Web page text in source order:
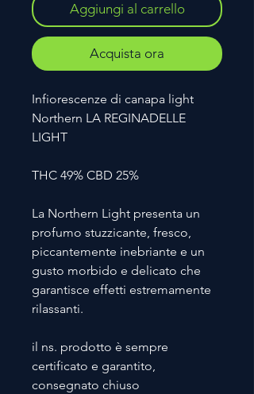
Aggiungi al carrello
Acquista ora
Infiorescenze di canapa light
Northern LA REGINADELLE
LIGHT
THC 49% CBD 25%
La Northern Light presenta un
profumo stuzzicante, fresco,
piccantemente inebriante e un
gusto morbido e delicato che
garantisce effetti estremamente
rilassanti.
il ns. prodotto è sempre
certificato e garantito,
consegnato chiuso